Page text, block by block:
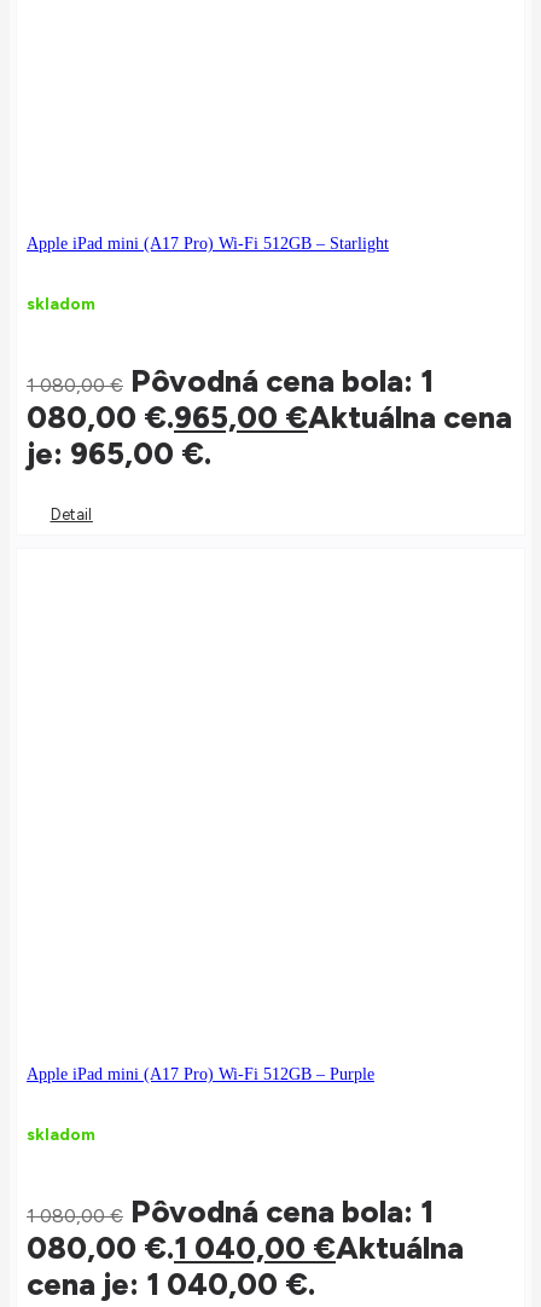
Apple iPad mini (A17 Pro) Wi-Fi 512GB – Starlight
skladom
1 080,00€ Pôvodná cena bola: 1
080,00 €.965,00 €Aktuálna cena
je: 965,00 €.
Detail
Apple iPad mini (A17 Pro) Wi-Fi 512GB – Purple
skladom
1 080,00€ Pôvodná cena bola: 1
080,00 €.1 040,00 €Aktuálna
cena je: 1 040,00 €.